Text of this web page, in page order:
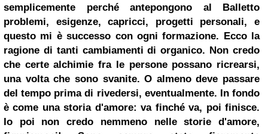
semplicemente perché antepongono al Balletto
problemi, esigenze, capricci, progetti personali, e
questo mi è successo con ogni formazione. Ecco la
ragione di tanti cambiamenti di organico. Non credo
che certe alchimie fra le persone possano ricrearsi,
una volta che sono svanite. O almeno deve passare
del tempo prima di rivedersi, eventualmente. In fondo
è come una storia d'amore: va finché va, poi finisce.
Io poi non credo nemmeno nelle storie d'amore,